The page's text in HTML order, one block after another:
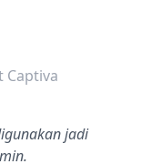
lima
Captiva
jadi